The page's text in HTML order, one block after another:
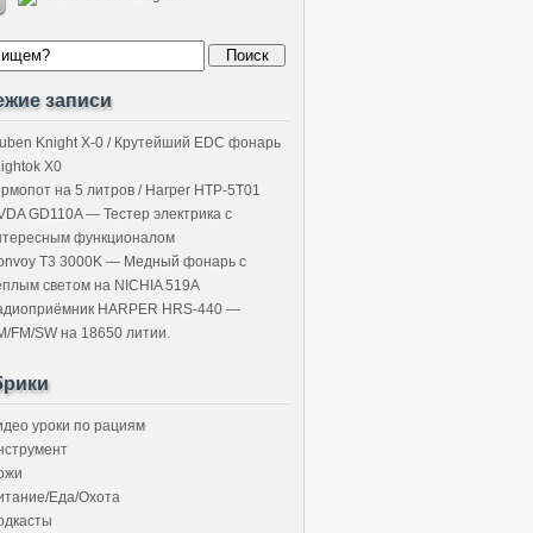
записи
Knight X-0 / Крутейший EDC фонарь
X0
на 5 литров / Harper HTP-5T01
GD110A — Тестер электрика с
функционалом
T3 3000K — Медный фонарь с
светом на NICHIA 519A
HARPER HRS-440 —
FM/SW на 18650 литии.
уроки по рациям
Еда/Охота